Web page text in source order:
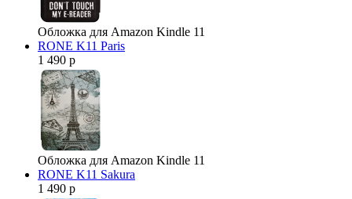
Обложка для Amazon Kindle 11
RONE K11 Paris
1 490 р
Обложка для Amazon Kindle 11
RONE K11 Sakura
1 490 р